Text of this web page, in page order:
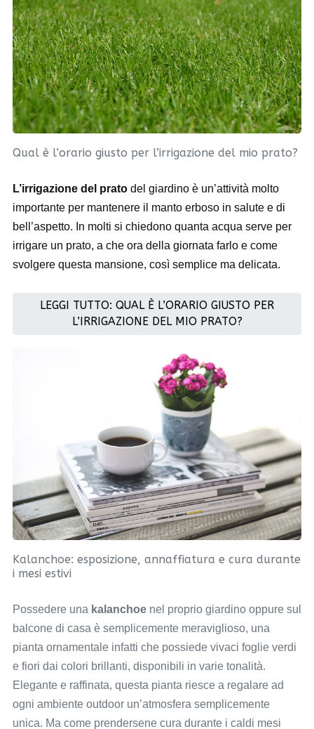
Qual è l’orario giusto per l’irrigazione del mio prato?
L’irrigazione del prato del giardino è un’attività molto
importante per mantenere il manto erboso in salute e di
bell’aspetto. In molti si chiedono quanta acqua serve per
irrigare un prato, a che ora della giornata farlo e come
svolgere questa mansione, così semplice ma delicata.
LEGGI TUTTO: QUAL È L’ORARIO GIUSTO PER
L’IRRIGAZIONE DEL MIO PRATO?
Kalanchoe: esposizione, annaffiatura e cura durante
i mesi estivi
Possedere una kalanchoe nel proprio giardino oppure sul
balcone di casa è semplicemente meraviglioso, una
pianta ornamentale infatti che possiede vivaci foglie verdi
e fiori dai colori brillanti, disponibili in varie tonalità.
Elegante e raffinata, questa pianta riesce a regalare ad
ogni ambiente outdoor un’atmosfera semplicemente
unica. Ma come prendersene cura durante i caldi mesi